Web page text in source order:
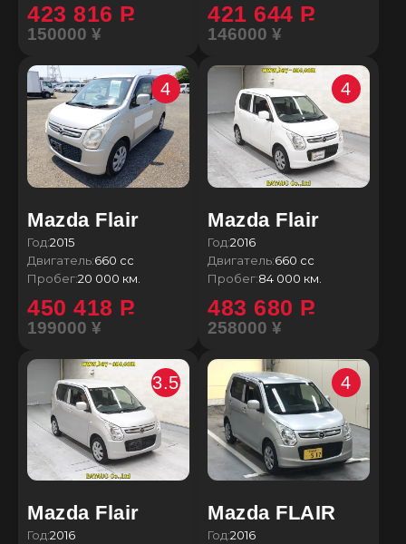
423 816 P
150000 ¥
421 644 P
146000 ¥
Mazda Flair
4
Год:2015
Двигатель:660 сс
Пробег:20 000 км.
450 418 P
199000 ¥
Mazda Flair
4
Год:2016
Двигатель:660 сс
Пробег:84 000 км.
483 680 P
258000 ¥
Mazda Flair
3.5
Год:2016
Mazda FLAIR
4
Год:2016